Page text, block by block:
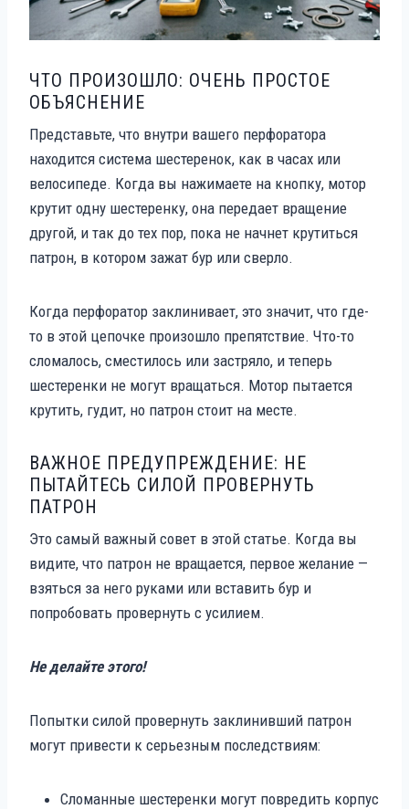
ЧТО ПРОИЗОШЛО: ОЧЕНЬ ПРОСТОЕ
ОБЪЯСНЕНИЕ
Представьте, что внутри вашего перфоратора
находится система шестеренок, как в часах или
велосипеде. Когда вы нажимаете на кнопку, мотор
крутит одну шестеренку, она передает вращение
другой, и так до тех пор, пока не начнет крутиться
патрон, в котором зажат бур или сверло.
Когда перфоратор заклинивает, это значит, что где-
то в этой цепочке произошло препятствие. Что-то
сломалось, сместилось или застряло, и теперь
шестеренки не могут вращаться. Мотор пытается
крутить, гудит, но патрон стоит на месте.
ВАЖНОЕ ПРЕДУПРЕЖДЕНИЕ: НЕ
ПЫТАЙТЕСЬ СИЛОЙ ПРОВЕРНУТЬ
ПАТРОН
Это самый важный совет в этой статье. Когда вы
видите, что патрон не вращается, первое желание —
взяться за него руками или вставить бур и
попробовать провернуть с усилием.
Не делайте этого!
Попытки силой провернуть заклинивший патрон
могут привести к серьезным последствиям:
Сломанные шестеренки могут повредить корпус